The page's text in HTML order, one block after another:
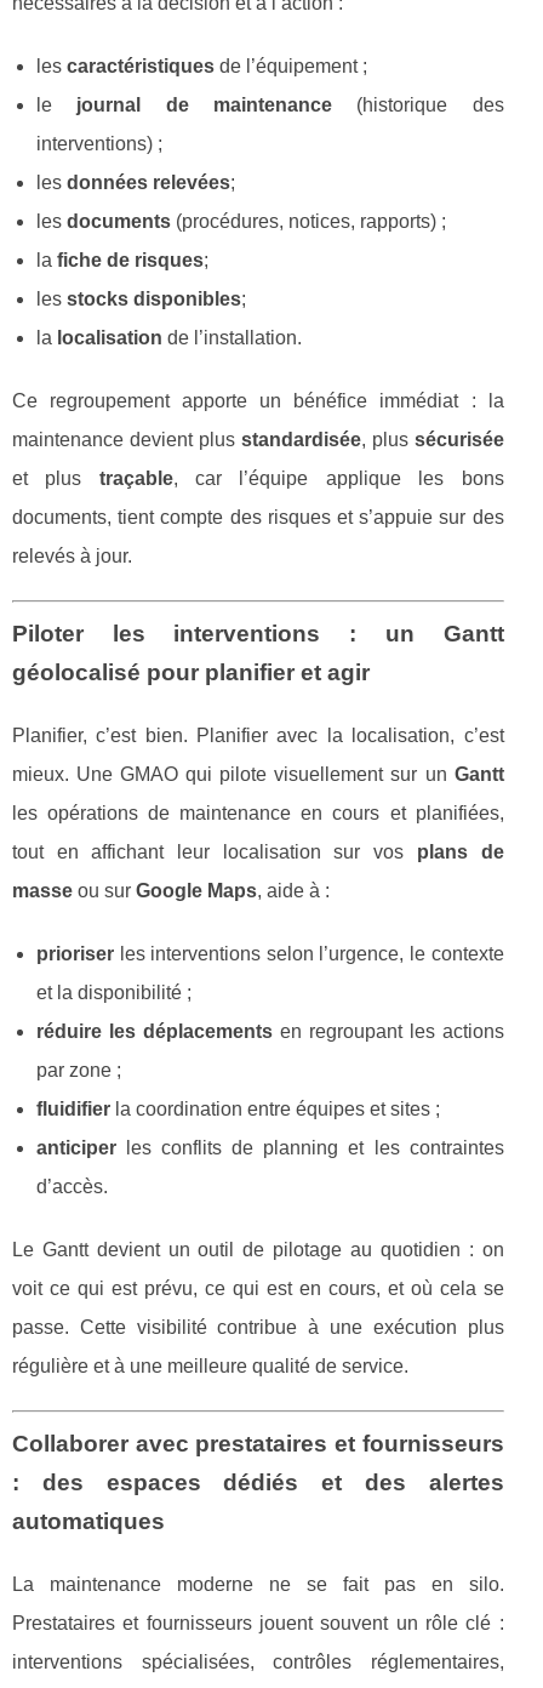
les caractéristiques de l’équipement ;
le journal de maintenance(historique des
interventions) ;
les données relevées;
les documents (procédures, notices, rapports) ;
la fiche de risques;
les stocks disponibles;
la localisation de l’installation.
Ce regroupement apporte un bénéfice immédiat : la
maintenance devient plus standardisée, plus sécurisée
et plus traçable, car l’équipe applique les bons
documents, tient compte des risques et s’appuie sur des
relevés à jour.
Piloter les interventions : un Gantt
géolocalisé pour planifier et agir
Planifier, c’est bien. Planifier avec la localisation, c’est
mieux. Une GMAO qui pilote visuellement sur un Gantt
les opérations de maintenance en cours et planifiées,
tout en affichant leur localisation sur vos plans de
masse ou sur Google Maps, aide à :
prioriser les interventions selon l’urgence, le contexte
et la disponibilité ;
réduire les déplacementsen regroupant les actions
par zone ;
fluidifier la coordination entre équipes et sites ;
anticiper les conflits de planning et les contraintes
d’accès.
Le Gantt devient un outil de pilotage au quotidien : on
voit ce qui est prévu, ce qui est en cours, et où cela se
passe. Cette visibilité contribue à une exécution plus
régulière et à une meilleure qualité de service.
Collaborer avec prestataires et fournisseurs
: des espaces dédiés et des alertes
automatiques
La maintenance moderne ne se fait pas en silo.
Prestataires et fournisseurs jouent souvent un rôle clé :
interventions spécialisées, contrôles réglementaires,